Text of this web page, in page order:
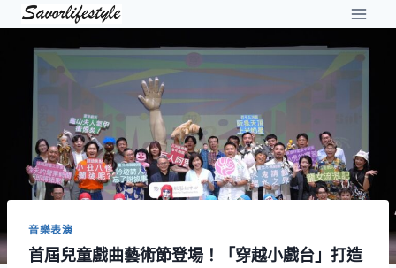
Skip
content
音樂表演
首屆兒童戲曲藝術節登場！「穿越小戲台」打造